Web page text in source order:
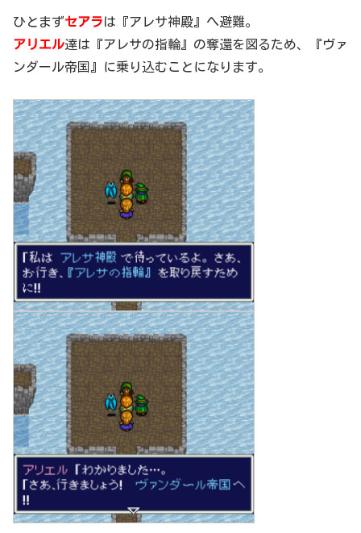
ひとまずセアラは『アレサ神殿』へ避難。
アリエル達は『アレサの指輪』の奪還を図るため、『ヴァ
ンダール帝国』に乗り込むことになります。